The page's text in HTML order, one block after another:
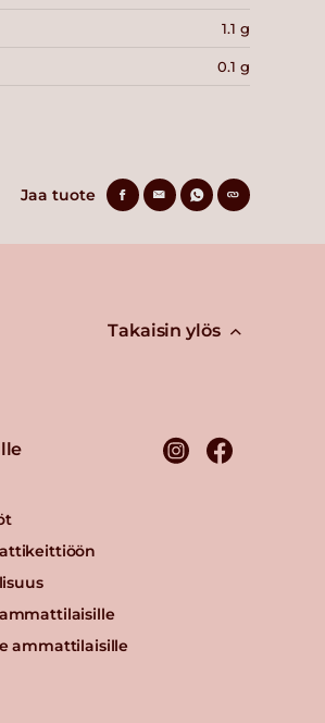
1.1 g
0.1 g
Jaa tuote
Takaisin ylös
ammattilaisille